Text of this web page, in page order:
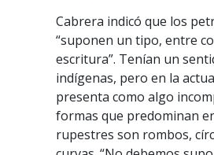
Cabrera indicó que los
“suponen un tipo, entre
escritura”. Tenían un
indígenas, pero en la
presenta como algo
formas que predominan
rupestres son rombos,